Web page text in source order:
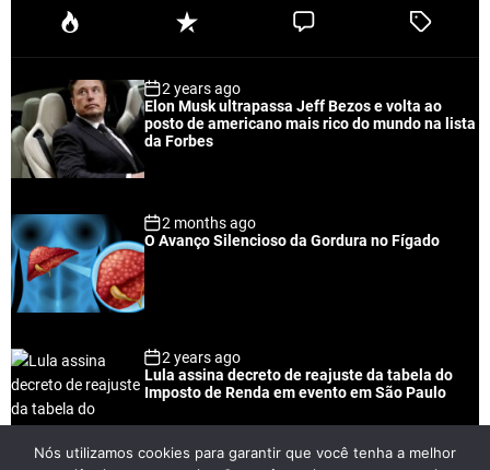
P
u
a
r
R
e
n
t
C
e
T
e
2 years ago
Elon Musk ultrapassa Jeff Bezos e volta ao
posto de americano mais rico do mundo na lista
da Forbes
2 months ago
O Avanço Silencioso da Gordura no Fígado
2 years ago
Lula assina decreto de reajuste da tabela do
Imposto de Renda em evento em São Paulo
Nós utilizamos cookies para garantir que você tenha a melhor